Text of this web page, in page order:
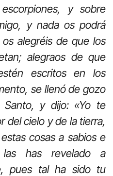
y sobre
y nada os podrá
alegréis de que los
alegraos de que
escritos en los
se llenó de gozo
y dijo: «Yo te
del cielo y de la tierra,
cosas a sabios e
has revelado a
pues tal ha sido tu